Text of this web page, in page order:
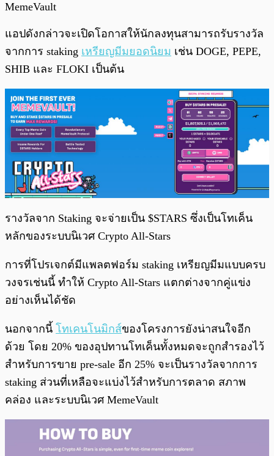
MemeVault
แอปดังกล่าวจะเปิดโอกาสให้นักลงทุนสามารถรับรางวัล
จากการ staking เหรียญมีมยอดนิยม เช่น DOGE, PEPE,
SHIB และ FLOKI เป็นต้น
รางวัลจาก Staking จะจ่ายเป็น $STARS ซึ่งเป็นโทเค็น
หลักของระบบนิเวศ Crypto All-Stars
การที่โปรเจกต์มีแพลตฟอร์ม staking เหรียญมีมแบบครบ
วงจรเช่นนี้ ทำให้ Crypto All-Stars แตกต่างจากคู่แข่ง
อย่างเห็นได้ชัด
นอกจากนี้ โทเคนโนมิกส์ของโครงการยังน่าสนใจอีก
ด้วย โดย 20% ของอุปทานโทเค็นทั้งหมดจะถูกสำรองไว้
สำหรับการขาย pre-sale อีก 25% จะเป็นรางวัลจากการ
staking ส่วนที่เหลือจะแบ่งไว้สำหรับการตลาด สภาพ
คล่อง และระบบนิเวศ MemeVault